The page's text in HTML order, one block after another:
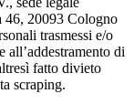
46, 20093 Cologno
trasmessi e/o
di
fatto divieto
scraping.